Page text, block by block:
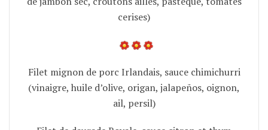
cerises)
Filet mignon de porc Irlandais, sauce chimichurri
(vinaigre, huile d’olive, origan, jalapeños, oignon,
ail, persil)